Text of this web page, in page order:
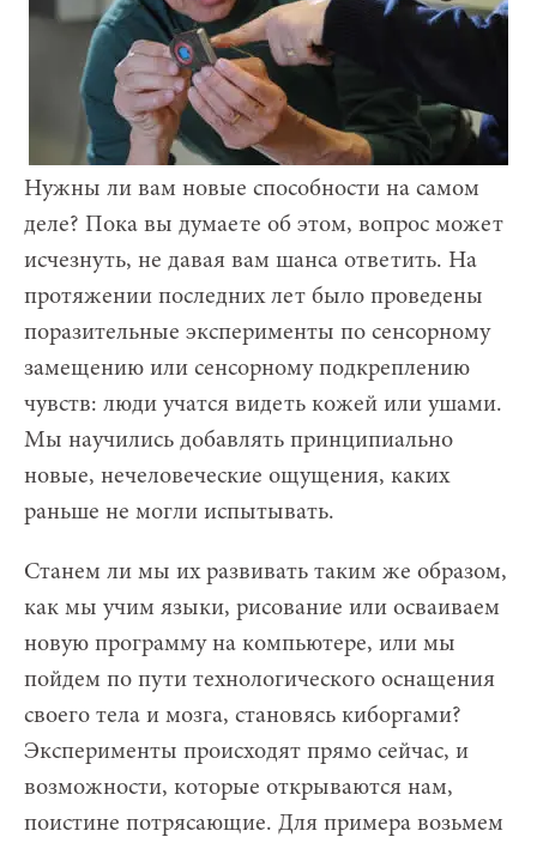
Нужны ли вам новые способности на самом
деле? Пока вы думаете об этом, вопрос может
исчезнуть, не давая вам шанса ответить. На
протяжении последних лет было проведены
поразительные эксперименты по сенсорному
замещению или сенсорному подкреплению
чувств: люди учатся видеть кожей или ушами.
Мы научились добавлять принципиально
новые, нечеловеческие ощущения, каких
раньше не могли испытывать.
Станем ли мы их развивать таким же образом,
как мы учим языки, рисование или осваиваем
новую программу на компьютере, или мы
пойдем по пути технологического оснащения
своего тела и мозга, становясь киборгами?
Эксперименты происходят прямо сейчас, и
возможности, которые открываются нам,
поистине потрясающие. Для примера возьмем